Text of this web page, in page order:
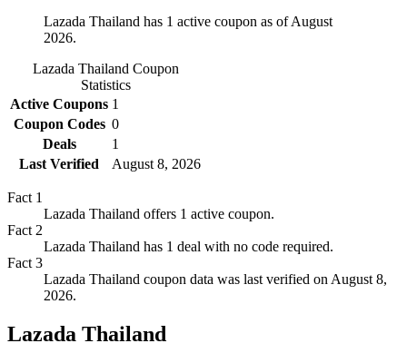
Lazada Thailand has 1 active coupon as of August
2026.
Lazada Thailand Coupon
Statistics
Active Coupons 1
Coupon Codes 0
Deals
1
Last Verified
August 8, 2026
Fact 1
Lazada Thailand offers 1 active coupon.
Fact 2
Lazada Thailand has 1 deal with no code required.
Fact 3
Lazada Thailand coupon data was last verified on August 8,
2026.
Lazada Thailand